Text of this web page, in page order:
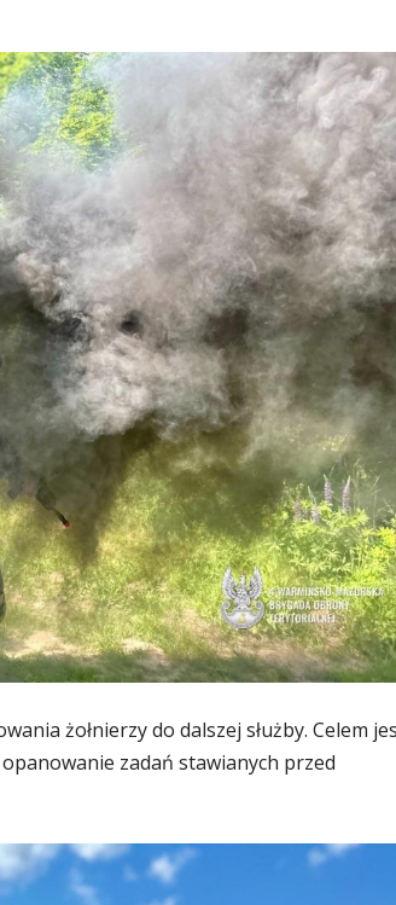
żołnierzy do dalszej służby. Celem
zadań stawianych przed